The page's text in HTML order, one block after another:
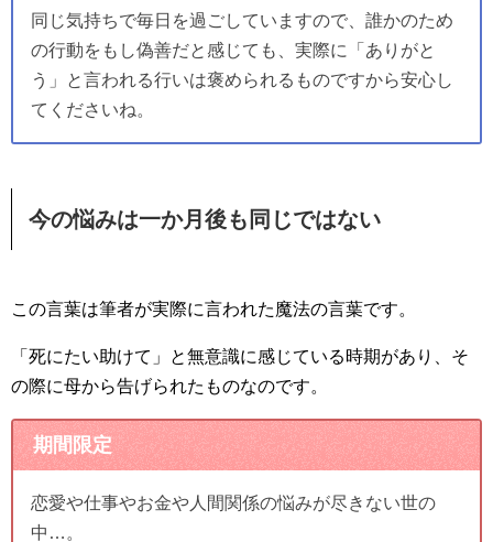
同じ気持ちで毎日を過ごしていますので、誰かのため
の行動をもし偽善だと感じても、実際に「ありがと
う」と言われる行いは褒められるものですから安心し
てくださいね。
今の悩みは一か月後も同じではない
この言葉は筆者が実際に言われた魔法の言葉です。
「死にたい助けて」と無意識に感じている時期があり、そ
の際に母から告げられたものなのです。
期間限定
恋愛や仕事やお金や人間関係の悩みが尽きない世の
中…。